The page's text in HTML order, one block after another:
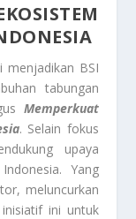
menjadikan BSI
tabungan
Memperkuat
. Selain fokus
upaya
Yang
meluncurkan
ini untuk